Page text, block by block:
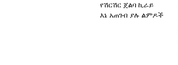
የሽርሽር ጀልባ ኪራይ
እኔ አጠገብ ያሉ ልምዶች